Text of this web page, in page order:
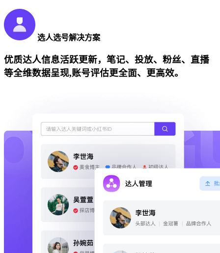
选人选号解决方案
优质达人信息活跃更新，笔记、投放、粉丝、直播
等全维数据呈现,账号评估更全面、更高效。